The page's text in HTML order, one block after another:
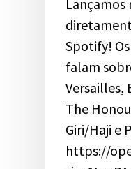
Spotify!
falam
Versailles,
The
Giri/Haji e
https://